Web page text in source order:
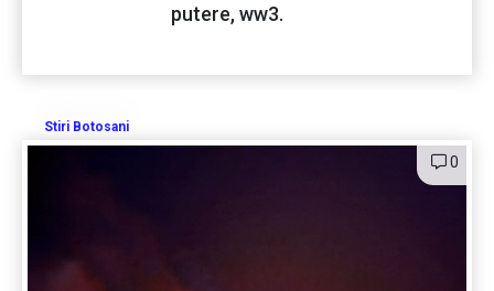
putere, ww3.
Stiri Botosani
0